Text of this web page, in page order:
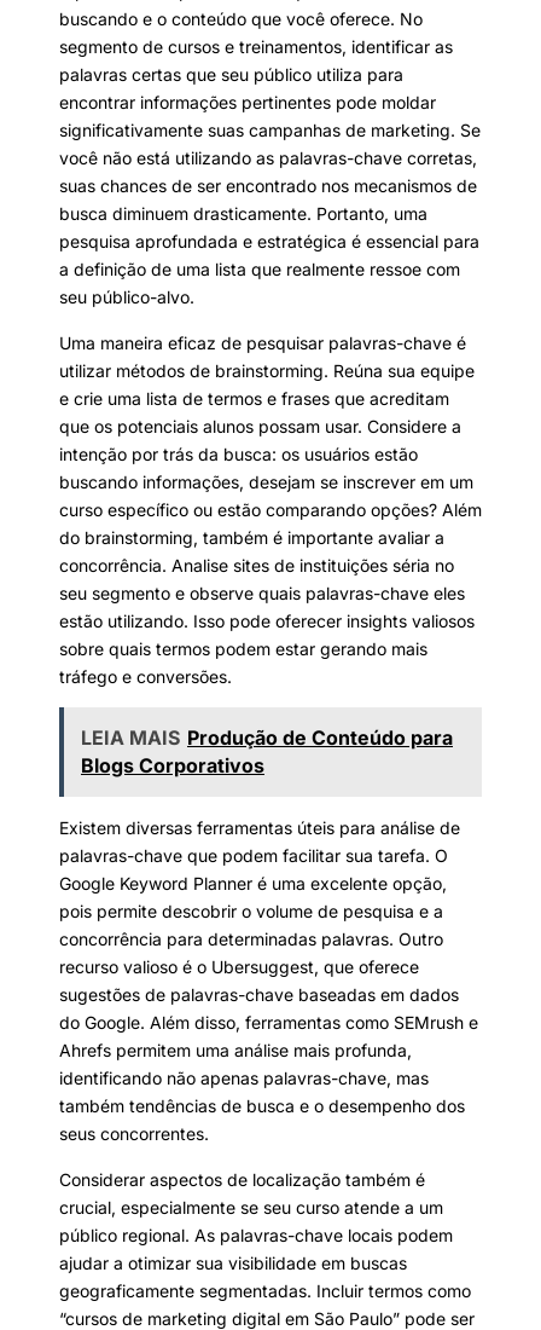
buscando e o conteúdo que você oferece. No
segmento de cursos e treinamentos, identificar as
palavras certas que seu público utiliza para
encontrar informações pertinentes pode moldar
significativamente suas campanhas de marketing. Se
você não está utilizando as palavras-chave corretas,
suas chances de ser encontrado nos mecanismos de
busca diminuem drasticamente. Portanto, uma
pesquisa aprofundada e estratégica é essencial para
a definição de uma lista que realmente ressoe com
seu público-alvo.
Uma maneira eficaz de pesquisar palavras-chave é
utilizar métodos de brainstorming. Reúna sua equipe
e crie uma lista de termos e frases que acreditam
que os potenciais alunos possam usar. Considere a
intenção por trás da busca: os usuários estão
buscando informações, desejam se inscrever em um
curso específico ou estão comparando opções? Além
do brainstorming, também é importante avaliar a
concorrência. Analise sites de instituições séria no
seu segmento e observe quais palavras-chave eles
estão utilizando. Isso pode oferecer insights valiosos
sobre quais termos podem estar gerando mais
tráfego e conversões.
LEIA MAIS Produção de Conteúdo para
Blogs Corporativos
Existem diversas ferramentas úteis para análise de
palavras-chave que podem facilitar sua tarefa. O
Google Keyword Planner é uma excelente opção,
pois permite descobrir o volume de pesquisa e a
concorrência para determinadas palavras. Outro
recurso valioso é o Ubersuggest, que oferece
sugestões de palavras-chave baseadas em dados
do Google. Além disso, ferramentas como SEMrush e
Ahrefs permitem uma análise mais profunda,
identificando não apenas palavras-chave, mas
também tendências de busca e o desempenho dos
seus concorrentes.
Considerar aspectos de localização também é
crucial, especialmente se seu curso atende a um
público regional. As palavras-chave locais podem
ajudar a otimizar sua visibilidade em buscas
geograficamente segmentadas. Incluir termos como
“cursos de marketing digital em São Paulo” pode ser